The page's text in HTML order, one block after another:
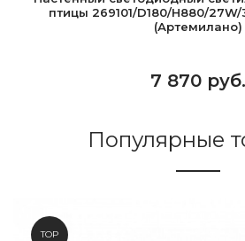
птицы 269101/D180/H880/
(Артемилано)
7 870 руб.
Популярные
TOP